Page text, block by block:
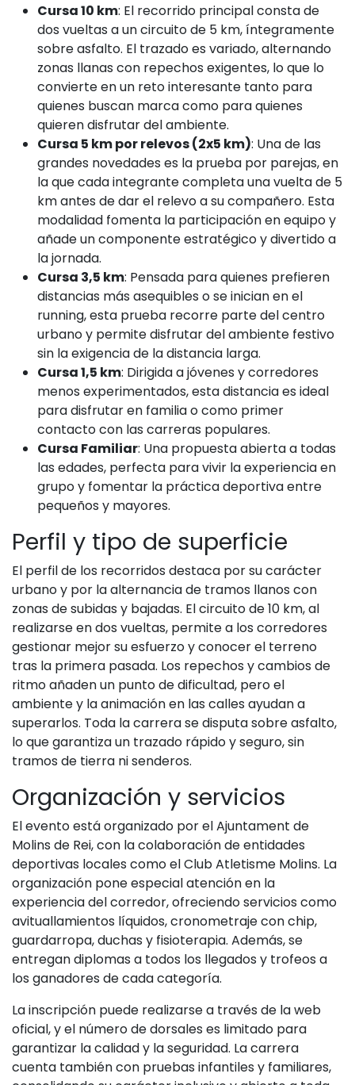
Cursa 10 km: El recorrido principal consta de
dos vueltas a un circuito de 5 km, íntegramente
sobre asfalto. El trazado es variado, alternando
zonas llanas con repechos exigentes, lo que lo
convierte en un reto interesante tanto para
quienes buscan marca como para quienes
quieren disfrutar del ambiente.
Cursa 5 km por relevos (2x5 km): Una de las
grandes novedades es la prueba por parejas, en
la que cada integrante completa una vuelta de 5
km antes de dar el relevo a su compañero. Esta
modalidad fomenta la participación en equipo y
añade un componente estratégico y divertido a
la jornada.
Cursa 3,5 km: Pensada para quienes prefieren
distancias más asequibles o se inician en el
running, esta prueba recorre parte del centro
urbano y permite disfrutar del ambiente festivo
sin la exigencia de la distancia larga.
Cursa 1,5 km: Dirigida a jóvenes y corredores
menos experimentados, esta distancia es ideal
para disfrutar en familia o como primer
contacto con las carreras populares.
Cursa Familiar: Una propuesta abierta a todas
las edades, perfecta para vivir la experiencia en
grupo y fomentar la práctica deportiva entre
pequeños y mayores.
Perfil y tipo de superficie
El perfil de los recorridos destaca por su carácter
urbano y por la alternancia de tramos llanos con
zonas de subidas y bajadas. El circuito de 10 km, al
realizarse en dos vueltas, permite a los corredores
gestionar mejor su esfuerzo y conocer el terreno
tras la primera pasada. Los repechos y cambios de
ritmo añaden un punto de dificultad, pero el
ambiente y la animación en las calles ayudan a
superarlos. Toda la carrera se disputa sobre asfalto,
lo que garantiza un trazado rápido y seguro, sin
tramos de tierra ni senderos.
Organización y servicios
El evento está organizado por el Ajuntament de
Molins de Rei, con la colaboración de entidades
deportivas locales como el Club Atletisme Molins. La
organización pone especial atención en la
experiencia del corredor, ofreciendo servicios como
avituallamientos líquidos, cronometraje con chip,
guardarropa, duchas y fisioterapia. Además, se
entregan diplomas a todos los llegados y trofeos a
los ganadores de cada categoría.
La inscripción puede realizarse a través de la web
oficial, y el número de dorsales es limitado para
garantizar la calidad y la seguridad. La carrera
cuenta también con pruebas infantiles y familiares,